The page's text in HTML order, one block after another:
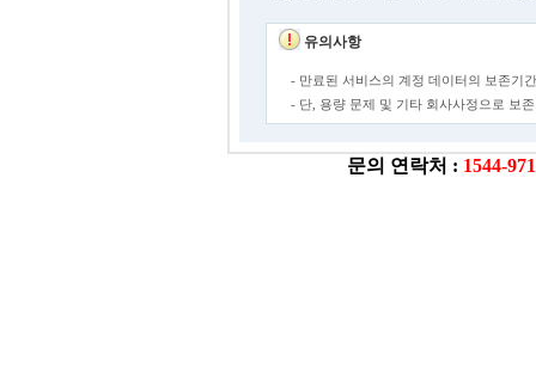
유의사항
- 만료된 서비스의 계정 데이터의 보존기
- 단, 용량 문제 및 기타 회사사정으로 보
문의 연락처 : 1544-